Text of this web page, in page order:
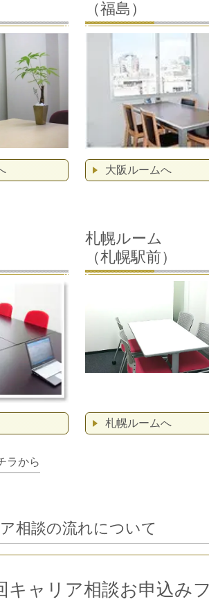
（福島）
大阪ルームへ
札幌ルーム
（札幌駅前）
札幌ルームへ
ラから
相談の流れについて
キャリア相談お申込み